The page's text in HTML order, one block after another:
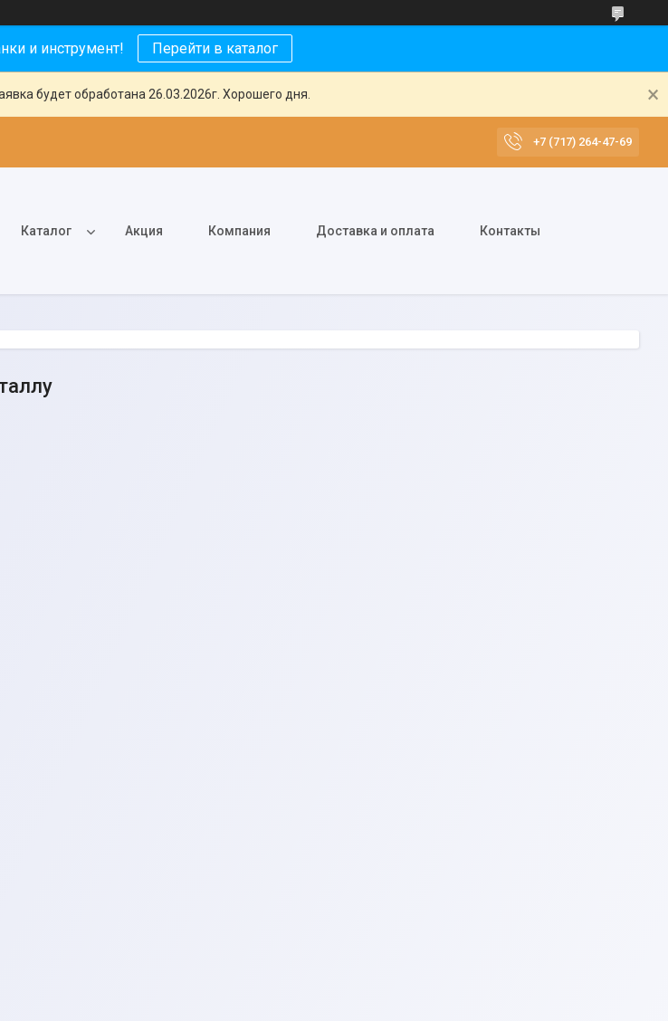
и инструмент! Перейти в каталог
будет обработана 26.03.2026г. Хорошего дня.
+7 (717) 264-47-69
Каталог Акция Компания Доставка и оплата Контакты